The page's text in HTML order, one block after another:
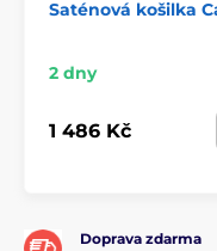
Saténová košilka
2 dny
1 486 Kč
Doprava zdarma